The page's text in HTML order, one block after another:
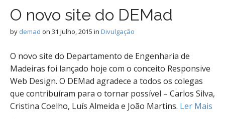
O novo site do DEMad
by demad on 31 Julho, 2015 in Divulgação
O novo site do Departamento de Engenharia de
Madeiras foi lançado hoje com o conceito Responsive
Web Design. O DEMad agradece a todos os colegas
que contribuíram para o tornar possível – Carlos Silva,
Cristina Coelho, Luís Almeida e João Martins. Ler Mais